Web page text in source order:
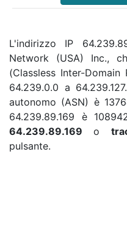
L'indirizzo IP
Network (USA) Inc.,
(Classless Inter-
64.239.0.0 a
autonomo (ASN) è
64.239.89.169 è
64.239.89.169o
pulsante.